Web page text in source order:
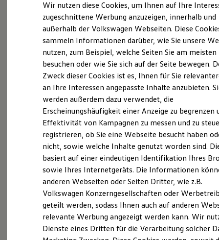
Elektroautos
ID. Tutorials
Elektrofahrzeugkonzepte
Reichweite
Reichweite der ID. Modelle
Reichweite im Winter
Laden
Laden unterwegs
Laden Zuhause
Ladezeitensimulator
Batterie
Sicherheit
Garantie und Lebensdauer
Nachhaltigkeit
Technologie
Kosten und Kauf
Verbrauchskosten
Kaufoptionen
E-Auto-Förderung
Software und Konnektivität
Die ID. Software 6
ID. Software Versionen und Updates
Digitale Extras
Schnittstellen zu Ihrem ID.
Probefahrt vereinbaren
Fahrzeugangebot anfordern
Servicetermin buchen
Serviceanfrage stellen
Wir nutzen diese Cookies, um Ihnen auf Ihre
zugeschnittene Werbung anzuzeigen, innerhalb und
außerhalb der Volkswagen Webseiten. Diese
sammeln Informationen darüber, wie Sie unsere
nutzen, zum Beispiel, welche Seiten Sie am meisten
besuchen oder wie Sie sich auf der Seite bewegen.
Zweck dieser Cookies ist es, Ihnen für Sie
an Ihre Interessen angepasste Inhalte anzubieten.
werden außerdem dazu verwendet, die
Erscheinungshäufigkeit einer Anzeige zu begrenzen
Effektivität von Kampagnen zu messen und zu
registrieren, ob Sie eine Webseite besucht haben
nicht, sowie welche Inhalte genutzt worden sind.
basiert auf einer eindeutigen Identifikation Ihres
sowie Ihres Internetgeräts. Die Informationen
anderen Webseiten oder Seiten Dritter, wie z.B.
Volkswagen Konzerngesellschaften oder
geteilt werden, sodass Ihnen auch auf anderen
relevante Werbung angezeigt werden kann. Wir
Dienste eines Dritten für die Verarbeitung solcher